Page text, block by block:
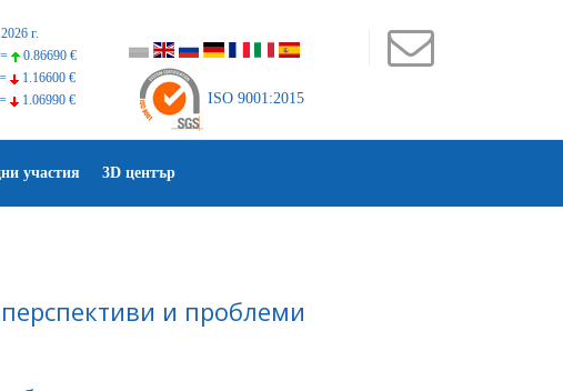
г.
0.86690 €
1.16600 €
1.06990 € ISO 9001:2015
участия 3D център
и проблеми